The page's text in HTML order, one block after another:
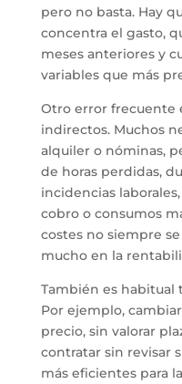
pero no basta. Hay
concentra el gasto,
meses anteriores y
variables que más
Otro error frecuente
indirectos. Muchos
alquiler o nóminas,
de horas perdidas,
incidencias
cobro o consumos
costes no siempre
mucho en la
También es habitual
Por ejemplo,
precio, sin valorar
contratar sin revisar
más eficientes para